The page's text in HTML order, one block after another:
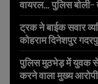
वायरल… पुलिस बोली-
ट्रक ने बाईक सवार
कोहराम दिनेशपुर
पुलिस मुठभेड़ में युवक
करने वाला मुख्य आरोपी